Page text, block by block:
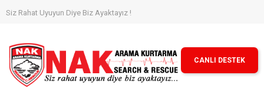
Siz Rahat Uyuyun Diye Biz Ayaktayız !
CANLI DESTEK